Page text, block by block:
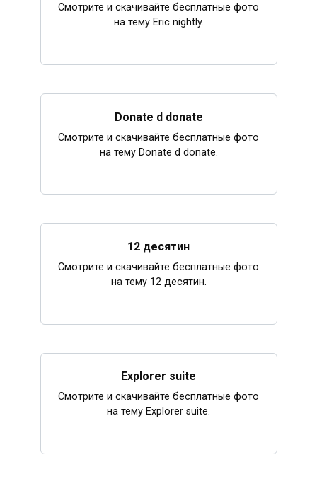
Смотрите и скачивайте бесплатные фото
на тему Eric nightly.
Donate d donate
Смотрите и скачивайте бесплатные фото
на тему Donate d donate.
12 десятин
Смотрите и скачивайте бесплатные фото
на тему 12 десятин.
Explorer suite
Смотрите и скачивайте бесплатные фото
на тему Explorer suite.